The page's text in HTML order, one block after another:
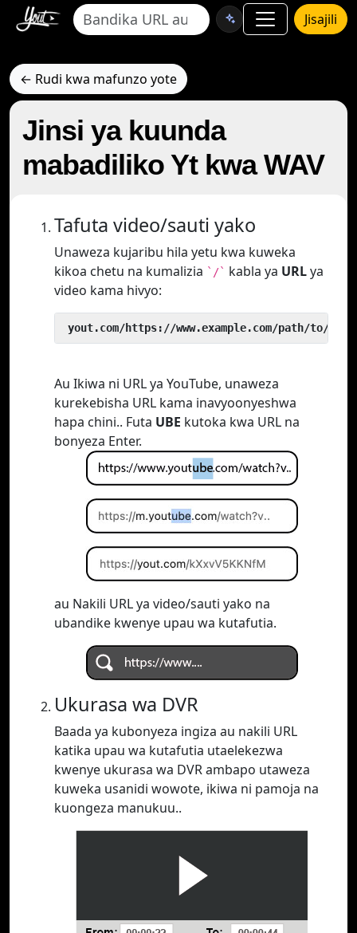
Jisajili
← Rudi kwa mafunzo yote
Jinsi ya kuunda
mabadiliko Yt kwa WAV
Tafuta video/sauti yako
Unaweza kujaribu hila yetu kwa kuweka
kikoa chetu na kumalizia `/` kabla ya URLya
video kama hivyo:
yout.com/https://www.example.com/path/to/
Au Ikiwa ni URL ya YouTube, unaweza
kurekebisha URL kama inavyoonyeshwa
hapa chini.. Futa UBE kutoka kwa URL na
bonyeza Enter.
au Nakili URL ya video/sauti yako na
ubandike kwenye upau wa kutafutia.
Ukurasa wa DVR
Baada ya kubonyeza ingiza au nakili URL
katika upau wa kutafutia utaelekezwa
kwenye ukurasa wa DVR ambapo utaweza
kuweka usanidi wowote, ikiwa ni pamoja na
kuongeza manukuu..